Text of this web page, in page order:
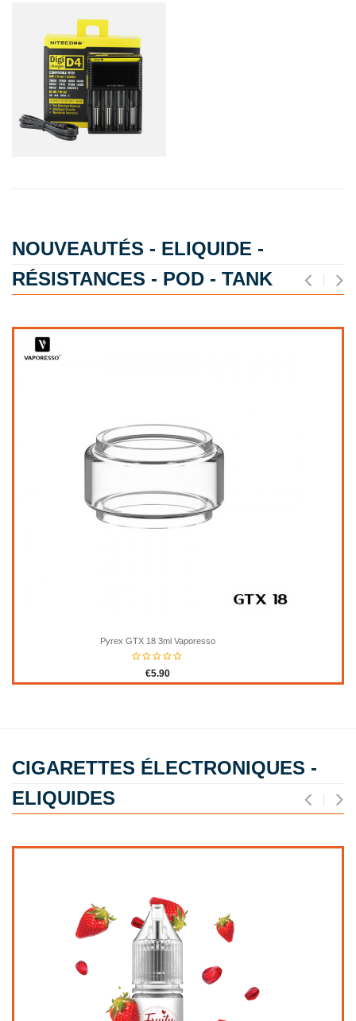
NOUVEAUTÉS - ELIQUIDE -
RÉSISTANCES - POD - TANK
Pyrex GTX 18 3ml Vaporesso
€5.90
CIGARETTES ÉLECTRONIQUES -
ELIQUIDES